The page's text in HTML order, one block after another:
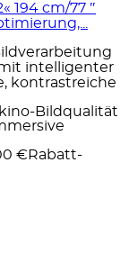
194 cm/77 ″
intelligenter
kontrastreiche
Bildqualität
€ Rabatt-